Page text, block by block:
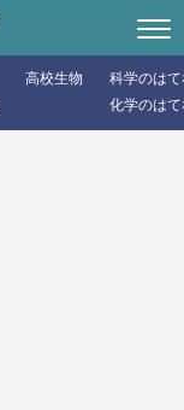
高校生物
科学のは
化学のは